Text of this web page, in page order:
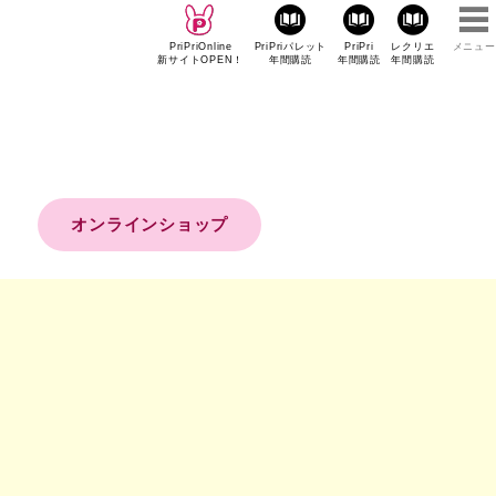
PriPriOnline
新サイトOPEN！
PriPriパレット
年間購読
PriPri
年間購読
レクリエ
年間購読
メニュー
オンラインショップ